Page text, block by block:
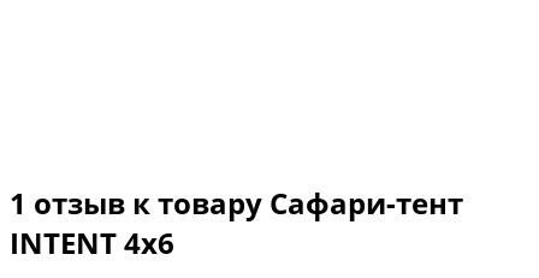
1 отзыв к товару Сафари-тент
INTENT 4х6